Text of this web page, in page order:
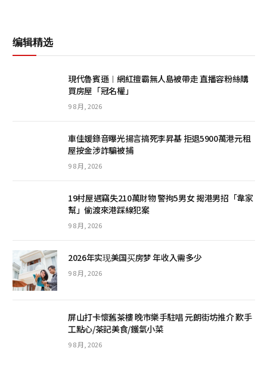
编辑精选
現代魯賓遜︱網紅擅霸無人島被帶走 直播容粉絲購
買房屋「冠名權」
9 8 月, 2026
車佳媛錄音曝光揚言搞死李昇基 拒退5900萬港元租
屋按金涉詐騙被捕
9 8 月, 2026
19村屋遇竊失210萬財物 警拘5男女 揭港男招「韋家
幫」偷渡來港踩線犯案
9 8 月, 2026
2026年实现美国买房梦 年收入需多少
9 8 月, 2026
屏山打卡懷舊茶樓 晚市樂手駐唱 元朗街坊推介 歎手
工點心/茶記美食/鑊氣小菜
9 8 月, 2026